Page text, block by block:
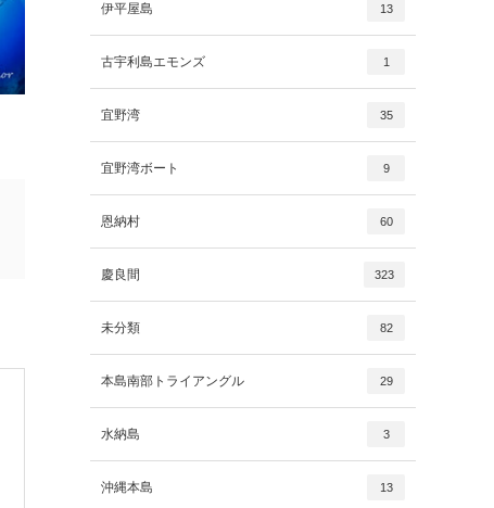
伊平屋島 13
古宇利島エモンズ 1
宜野湾 35
宜野湾ボート 9
恩納村 60
慶良間 323
未分類 82
本島南部トライアングル 29
水納島 3
沖縄本島 13